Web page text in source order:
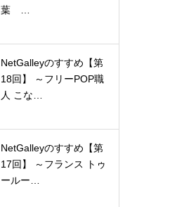
葉 …
NetGalleyのすすめ【第
18回】 ～フリーPOP職
人 こな…
NetGalleyのすすめ【第
17回】 ～フランス トゥ
ールー…